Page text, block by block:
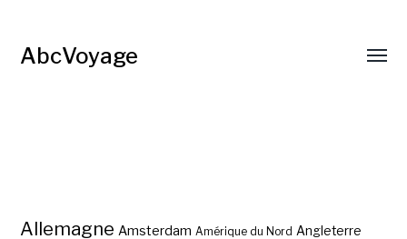
AbcVoyage
Allemagne Amsterdam Amérique du Nord Angleterre